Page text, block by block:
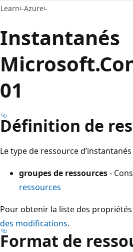
Learn Azure
Instantanés
01
Définition de
Le type de ressource
groupes de ressources-
ressources
Pour obtenir la liste des
des modifications.
Format de